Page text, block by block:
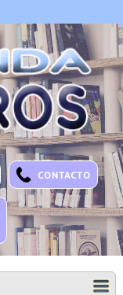
CONTACTO